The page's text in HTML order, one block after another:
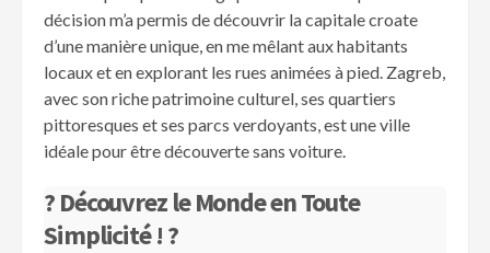
décision m’a permis de découvrir la capitale croate
d’une manière unique, en me mêlant aux habitants
locaux et en explorant les rues animées à pied. Zagreb,
avec son riche patrimoine culturel, ses quartiers
pittoresques et ses parcs verdoyants, est une ville
idéale pour être découverte sans voiture.
? Découvrez le Monde en Toute
Simplicité ! ?